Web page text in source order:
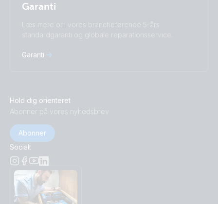
Garanti
Læs mere om vores brancheførende 5-års
standardgaranti og globale reparationsservice.
Garanti
Hold dig orienteret
Abonner på vores nyhedsbrev
Abonner
Socialt